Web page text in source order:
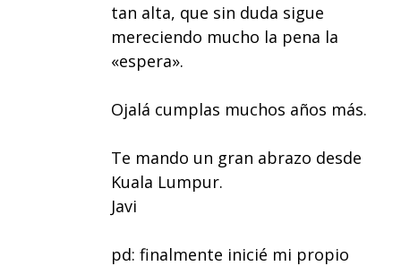
tan alta, que sin duda sigue
mereciendo mucho la pena la
«espera».
Ojalá cumplas muchos años más.
Te mando un gran abrazo desde
Kuala Lumpur.
Javi
pd: finalmente inicié mi propio